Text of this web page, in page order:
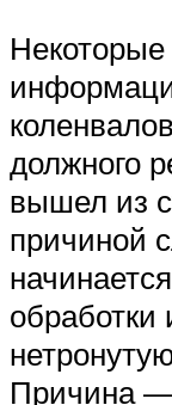
должного
вышел из
причиной
обработки
Причина —